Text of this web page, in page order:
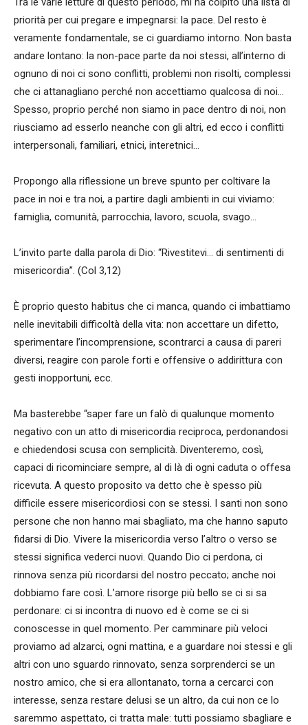
priorità per cui pregare e impegnarsi: la pace. Del resto è
veramente fondamentale, se ci guardiamo intorno. Non basta
andare lontano: la non-pace parte da noi stessi, all’interno di
ognuno di noi ci sono conflitti, problemi non risolti, complessi
che ci attanagliano perché non accettiamo qualcosa di noi…
Spesso, proprio perché non siamo in pace dentro di noi, non
riusciamo ad esserlo neanche con gli altri, ed ecco i conflitti
interpersonali, familiari, etnici, interetnici…
Propongo alla riflessione un breve spunto per coltivare la
pace in noi e tra noi, a partire dagli ambienti in cui viviamo:
famiglia, comunità, parrocchia, lavoro, scuola, svago…
L’invito parte dalla parola di Dio: “Rivestitevi… di sentimenti di
misericordia”. (Col 3,12)
È proprio questo habitus che ci manca, quando ci imbattiamo
nelle inevitabili difficoltà della vita: non accettare un difetto,
sperimentare l’incomprensione, scontrarci a causa di pareri
diversi, reagire con parole forti e offensive o addirittura con
gesti inopportuni, ecc.
Ma basterebbe “saper fare un falò di qualunque momento
negativo con un atto di misericordia reciproca, perdonandosi
e chiedendosi scusa con semplicità. Diventeremo, così,
capaci di ricominciare sempre, al di là di ogni caduta o offesa
ricevuta. A questo proposito va detto che è spesso più
difficile essere misericordiosi con se stessi. I santi non sono
persone che non hanno mai sbagliato, ma che hanno saputo
fidarsi di Dio. Vivere la misericordia verso l’altro o verso se
stessi significa vederci nuovi. Quando Dio ci perdona, ci
rinnova senza più ricordarsi del nostro peccato; anche noi
dobbiamo fare così. L’amore risorge più bello se ci si sa
perdonare: ci si incontra di nuovo ed è come se ci si
conoscesse in quel momento. Per camminare più veloci
proviamo ad alzarci, ogni mattina, e a guardare noi stessi e gli
altri con uno sguardo rinnovato, senza sorprenderci se un
nostro amico, che si era allontanato, torna a cercarci con
interesse, senza restare delusi se un altro, da cui non ce lo
saremmo aspettato, ci tratta male: tutti possiamo sbagliare e